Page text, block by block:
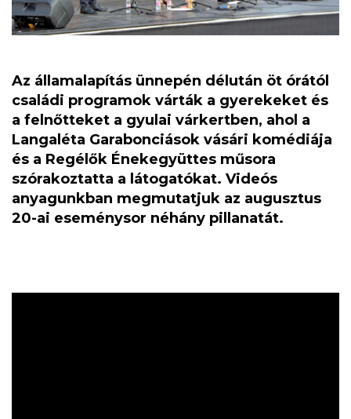
Az államalapítás ünnepén délután öt órától
családi programok várták a gyerekeket és
a felnőtteket a gyulai várkertben, ahol a
Langaléta Garabonciások vásári komédiája
és a Regélők Énekegyüttes műsora
szórakoztatta a látogatókat. Videós
anyagunkban megmutatjuk az augusztus
20-ai eseménysor néhány pillanatát.